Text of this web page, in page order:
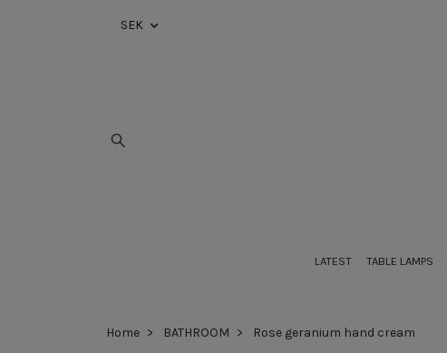
SEK
LATEST TABLE LAMPS
Home BATHROOM Rose geranium hand cream